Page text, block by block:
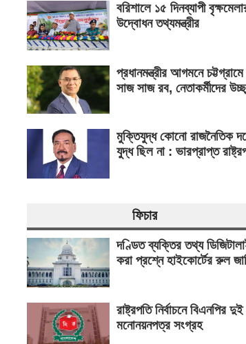
বরিশালে ১৫ দিনব্যাপী
উদ্বোধন তথ্যমন্ত্রীর
প্রধানমন্ত্রীর আগমনে চট্টগ্রামে
সাজ সাজ রব, নেতাকর্মীদের
মুক্তিযুদ্ধ কোনো রাজনৈতিক
যুদ্ধ ছিল না : ভারপ্রাপ্ত
ফিচার
দণ্ডিত ব্যক্তির তথ্য
করা প্রশ্নে হাইকোর্টের রুল
রাষ্ট্রপতি নির্বাচনে বিএনপির দুই
মনোনয়নপত্র সংগ্রহ